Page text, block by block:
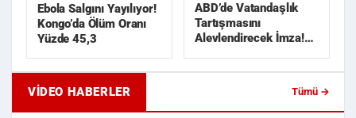
Ebola Salgını Yayılıyor!
Kongo’da Ölüm Oranı
Yüzde 45,3
ABD’de Vatandaşlık
Tartışmasını
Alevlendirecek İmza!
Karar
VIDEO HABERLER
Tümü →
Geride Bıraktığı Mektup Tefecilik
Samsun'da Lise